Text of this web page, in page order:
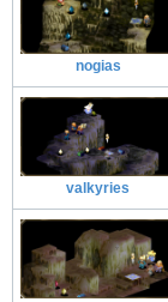
nogias
valkyries